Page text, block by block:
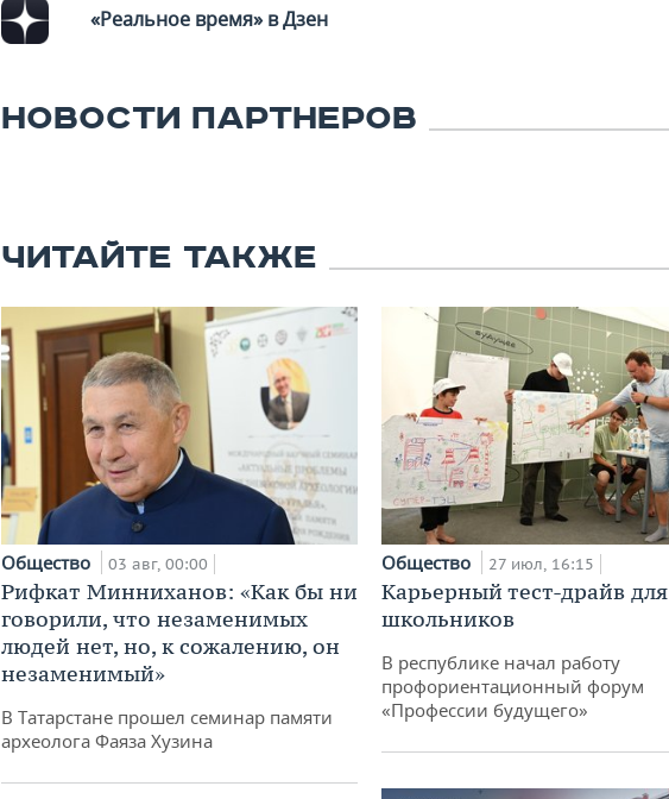
«Реальное время» в Дзен
НОВОСТИ ПАРТНЕРОВ
ЧИТАЙТЕ ТАКЖЕ
Общество 03 авг, 00:00
Рифкат Минниханов: «Как бы ни
говорили, что незаменимых
людей нет, но, к сожалению, он
незаменимый»
В Татарстане прошел семинар памяти
археолога Фаяза Хузина
Общество 27 июл, 16:15
Карьерный тест-драйв для
школьников
В республике начал работу
профориентационный форум
«Профессии будущего»